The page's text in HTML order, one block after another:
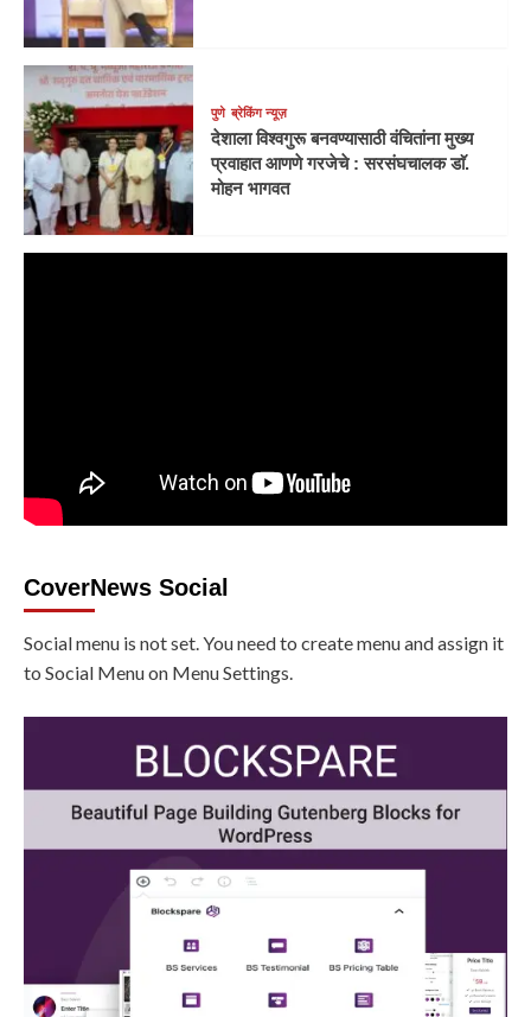
पुणे ब्रेकिंग न्यूज़
देशाला विश्वगुरू बनवण्यासाठी वंचितांना मुख्य
प्रवाहात आणणे गरजेचे : सरसंघचालक डाॅ.
मोहन भागवत
CoverNews Social
Social menu is not set. You need to create menu and assign it
to Social Menu on Menu Settings.